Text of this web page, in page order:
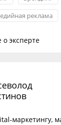
реклама
эксперте
маркетингу,